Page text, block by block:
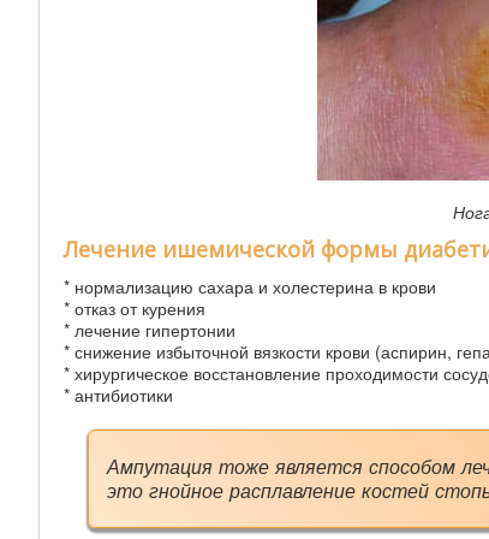
Лечение ишемической формы
* нормализацию сахара и холестерина в крови
* отказ от курения
* лечение гипертонии
* снижение избыточной вязкости крови (аспирин,
* хирургическое восстановление проходимости
* антибиотики
Ампутация тоже является способом
это гнойное расплавление костей